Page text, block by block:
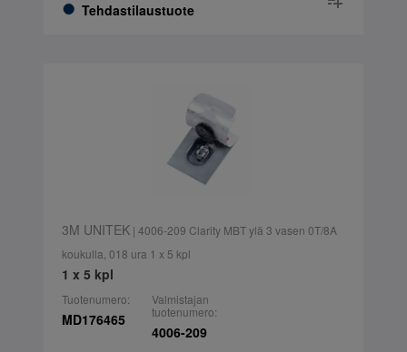
Tehdastilaustuote
3M UNITEK| 4006-209 Clarity MBT ylä 3 vasen 0T/8A
koukulla, 018 ura 1 x 5 kpl
1 x 5 kpl
Tuotenumero:
MD176465
Valmistajan
tuotenumero:
4006-209